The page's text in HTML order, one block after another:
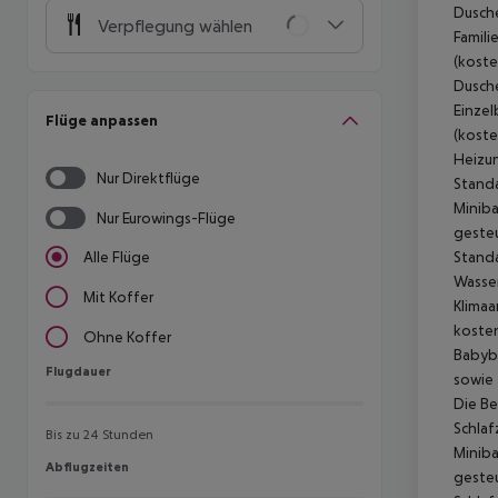
Verpflegung wählen
Flüge anpassen
Nur Direktflüge
Nur Eurowings-Flüge
Alle Flüge
Mit Koffer
Ohne Koffer
Flugdauer
Flugdauer
Bis zu 24 Stunden
Abflugzeiten
Abflugzeiten
sowie
Die